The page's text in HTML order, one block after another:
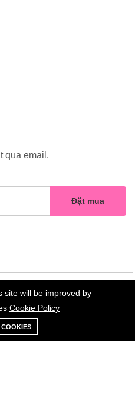
qua email.
Đặt mua
Rights Reserved.
Danh sách
yêu thích
site will be improved by
Cookie Policy